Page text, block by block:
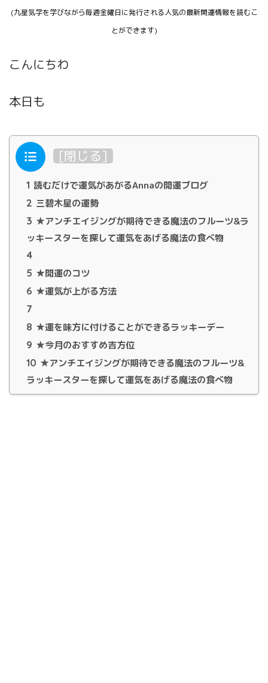
(九星気学を学びながら毎週金曜日に発行される人気の最新開運情報を読むこ
とができます)
こんにちわ
本日も
目次 [閉じる]
1 読むだけで運気があがるAnnaの開運ブログ
2 三碧木星の運勢
3 ★アンチエイジングが期待できる魔法のフルーツ&ラ
ッキースターを探して運気をあげる魔法の食べ物
4
5 ★開運のコツ
6 ★運気が上がる方法
7
8 ★運を味方に付けることができるラッキーデー
9 ★今月のおすすめ吉方位
10 ★アンチエイジングが期待できる魔法のフルーツ&
ラッキースターを探して運気をあげる魔法の食べ物